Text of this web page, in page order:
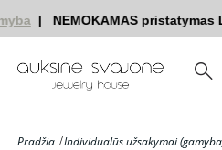
| NEMOKAMAS pristatymas
Pradžia Individualūs užsakymai